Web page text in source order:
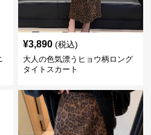
¥3,890 (税込)
大人の色気漂うヒョウ柄ロング
タイトスカート